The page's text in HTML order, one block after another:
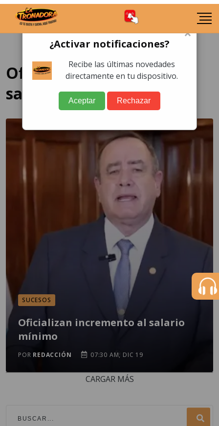
Oficializan incremento al
salario mínimo
SUCESOS
Oficializan incremento al salario
mínimo
POR REDACCIÓN 07:30 AM, DIC 19
CARGAR MÁS
×
¿Activar notificaciones?
Recibe las últimas novedades
directamente en tu dispositivo.
Aceptar Rechazar